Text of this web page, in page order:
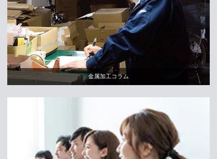
金属加工コラム